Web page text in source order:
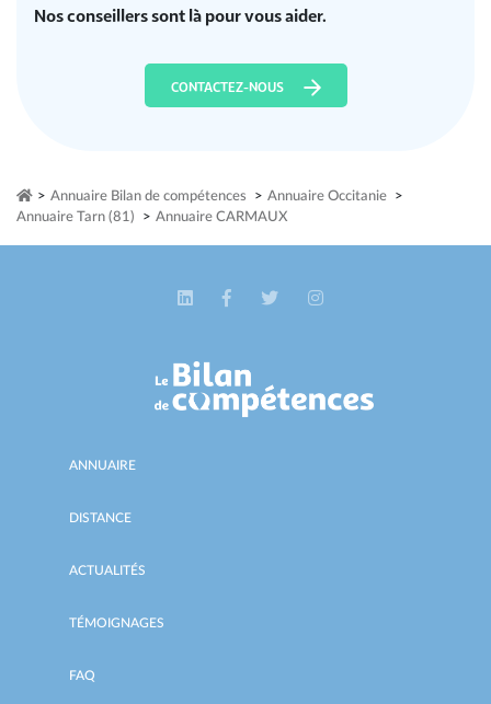
Nos conseillers sont là pour vous aider.
CONTACTEZ-NOUS
> Annuaire Bilan de compétences > Annuaire Occitanie
>
Annuaire Tarn (81)
> Annuaire CARMAUX
ANNUAIRE
DISTANCE
ACTUALITÉS
TÉMOIGNAGES
FAQ